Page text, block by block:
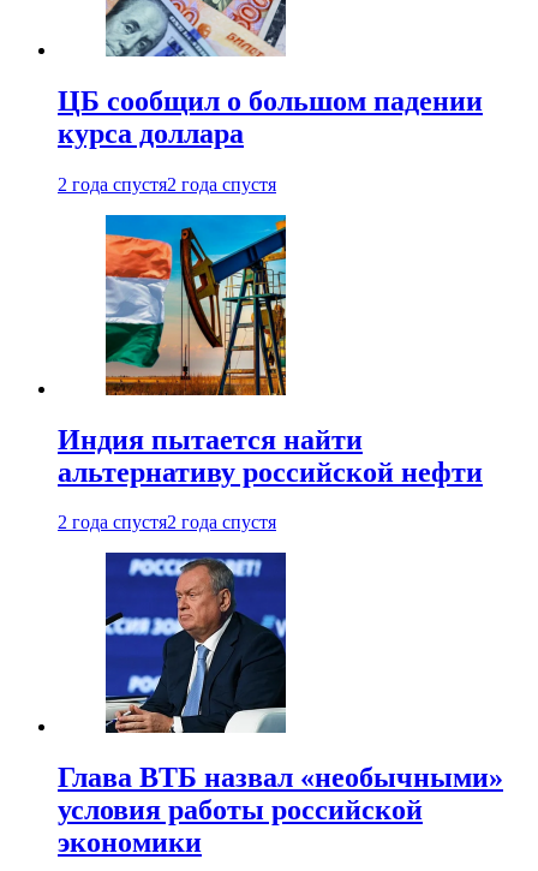
ЦБ сообщил о большом падении
курса доллара
2 года спустя2 года спустя
Индия пытается найти
альтернативу российской нефти
2 года спустя2 года спустя
Глава ВТБ назвал «необычными»
условия работы российской
экономики